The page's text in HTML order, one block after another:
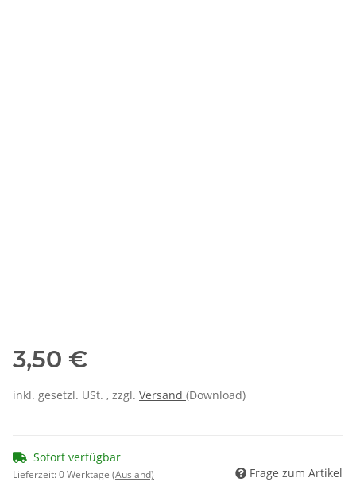
3,50 €
inkl. gesetzl. USt. , zzgl. Versand (Download)
Sofort verfügbar
Lieferzeit:0 Werktage (Ausland) Frage zum Artikel